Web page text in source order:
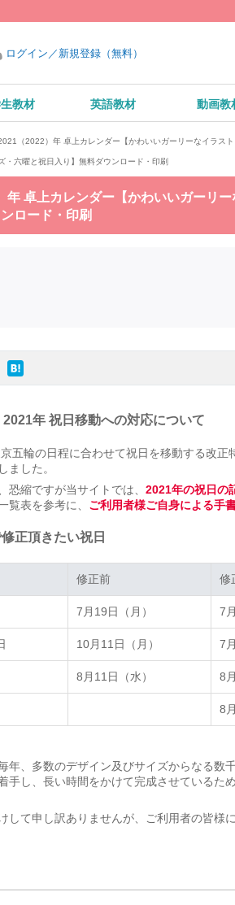
ログイン／新規登録（無料）
教材 英語教材 動画教
（2022）年 卓上カレンダー【かわいいガーリーなイラス
六曜と祝日入り】無料ダウンロード・印刷
年 卓上カレンダー【かわいいガーリ
ロード・印刷
2021年 祝日移動への対応について
五輪の日程に合わせて祝日を移動する改
ました。
恐縮ですが当サイトでは、 2021年の祝日の
覧表を参考に、 ご利用者様ご自身による手
正頂きたい祝日
修正前 修
7月19日（月） 7
10月11日（月） 7
8月11日（水） 8
8
修正前 修
年、多数のデザイン及びサイズからなる数
手し、長い時間をかけて完成させているた
して申し訳ありませんが、ご利用者の皆様